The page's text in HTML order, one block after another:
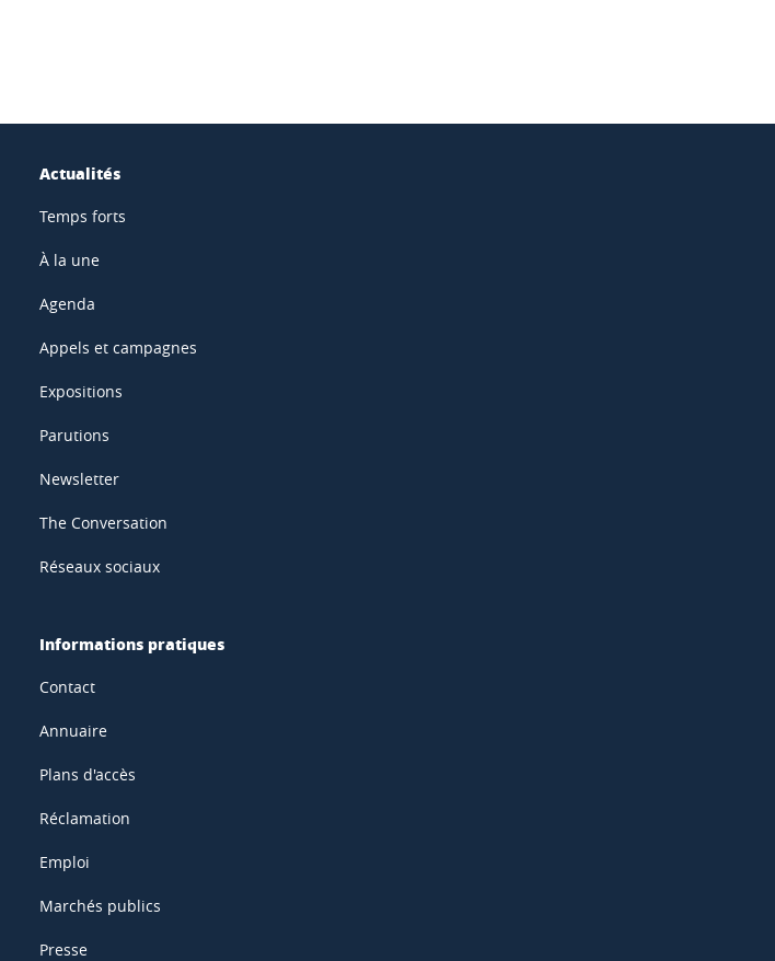
Actualités
Temps forts
À la une
Agenda
Appels et campagnes
Expositions
Parutions
Newsletter
The Conversation
Réseaux sociaux
Informations pratiques
Contact
Annuaire
Plans d'accès
Réclamation
Emploi
Marchés publics
Presse